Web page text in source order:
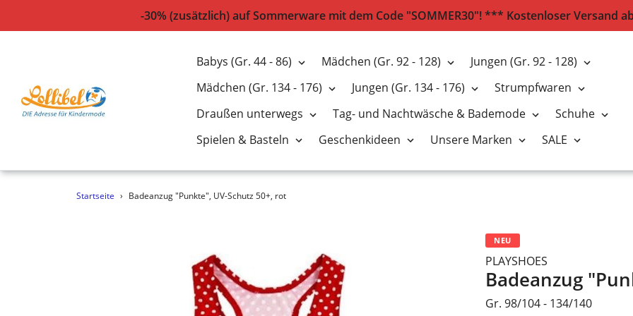
-30% (zusätzlich) auf Sommerware mit dem Code "SOMMER30"! *** Kostenloser Versand
Babys (Gr. 44 - 86) Mädchen (Gr. 92 - 128)
Jungen (Gr. 92 - 128)
Mädchen (Gr. 134 - 176)
Jungen (Gr. 134 - 176)
Strumpfwaren
Draußen unterwegs
Tag- und Nachtwäsche & Bademode
Schuhe
Spielen & Basteln
Geschenkideen Unsere Marken SALE
Startseite › Badeanzug "Punkte", UV-Schutz 50+, rot
NEU
PLAYSHOES
Badeanzug
Gr. 98/104 - 134/140